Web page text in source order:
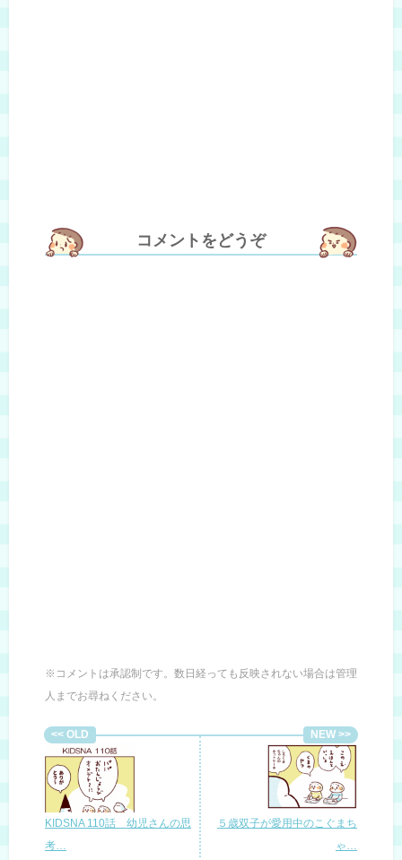
コメントをどうぞ
※コメントは承認制です。数日経っても反映されない場合は管理
人までお尋ねください。
KIDSNA 110話 幼児さんの思
考…
５歳双子が愛用中のこぐまち
ゃ…